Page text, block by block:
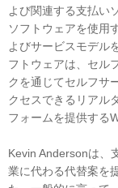
よび関連する支払い
ソフトウェアを使用
よびサービスモデル
フトウェアは、セル
クを通じてセルフサ
クセスできるリアル
フォームを提供する
Kevin Andersonは、
業に代わる代替案を